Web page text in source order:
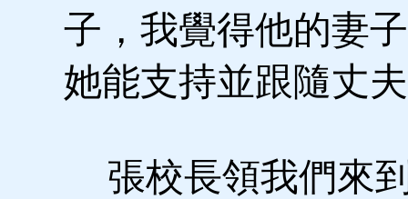
子，我覺得他的妻
她能支持並跟隨丈
張校長領我們來